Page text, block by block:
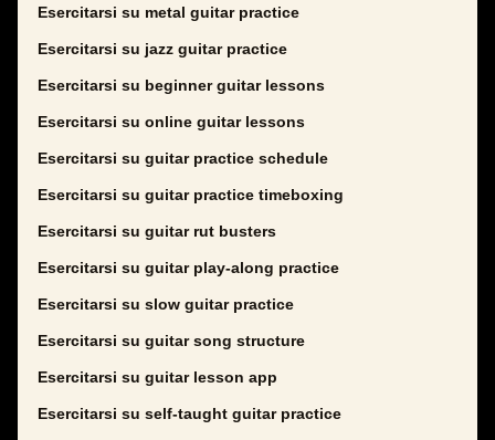
Esercitarsi su metal guitar practice
Esercitarsi su jazz guitar practice
Esercitarsi su beginner guitar lessons
Esercitarsi su online guitar lessons
Esercitarsi su guitar practice schedule
Esercitarsi su guitar practice timeboxing
Esercitarsi su guitar rut busters
Esercitarsi su guitar play-along practice
Esercitarsi su slow guitar practice
Esercitarsi su guitar song structure
Esercitarsi su guitar lesson app
Esercitarsi su self-taught guitar practice